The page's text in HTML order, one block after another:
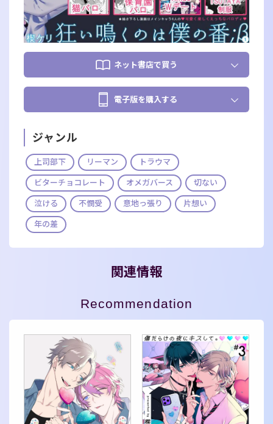
ネット書店で買う
電子版を購入する
ジャンル
上司部下 リーマン トラウマ
ビターチョコレート オメガバース 切ない
泣ける 不憫受 意地っ張り 片想い
年の差
関連情報
Recommendation